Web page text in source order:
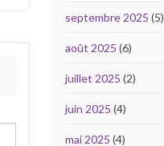
septembre 2025 (5)
août 2025 (6)
juillet 2025 (2)
juin 2025 (4)
mai 2025 (4)